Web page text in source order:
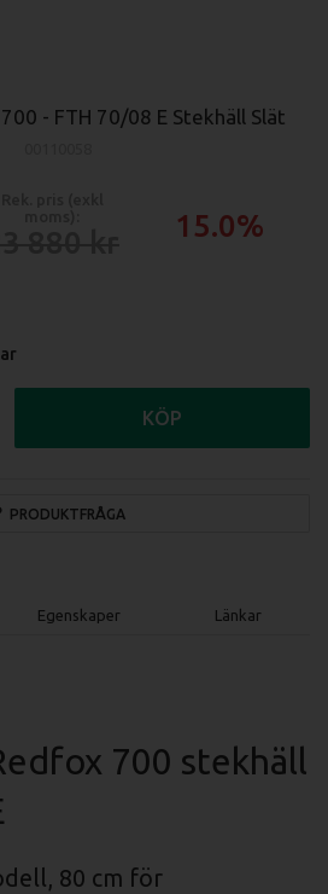
- FTH 70/08 E Stekhäll Slät
15.0%
PRODUKTFRÅGA
KÖP
Egenskaper Länkar
700 stekhäll
80 cm för